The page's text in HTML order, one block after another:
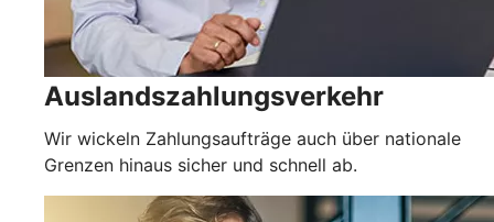
Auslandszahlungsverkehr
Wir wickeln Zahlungsaufträge auch über nationale
Grenzen hinaus sicher und schnell ab.